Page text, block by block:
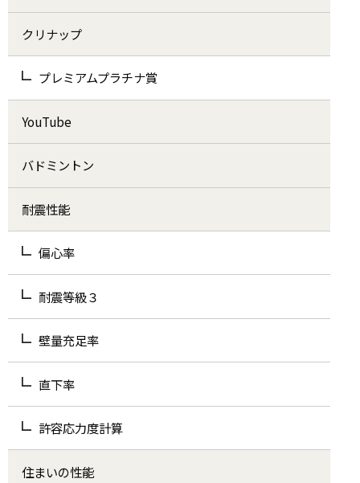
クリナップ
プレミアムプラチナ賞
YouTube
バドミントン
耐震性能
偏心率
耐震等級３
壁量充足率
直下率
許容応力度計算
住まいの性能